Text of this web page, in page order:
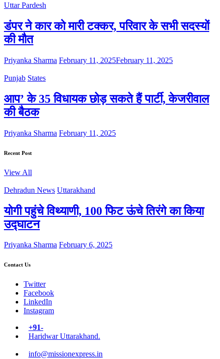
Uttar Pardesh
डंपर ने कार को मारी टक्कर, परिवार के सभी सदस्यों
की मौत
Priyanka Sharma February 11, 2025February 11, 2025
Punjab States
आप’ के 35 विधायक छोड़ सकते हैं पार्टी, केजरीवाल
की बैठक
Priyanka Sharma February 11, 2025
Recent Post
View All
Dehradun News Uttarakhand
योगी पहुंचे विथ्याणी, 100 फिट ऊंचे तिरंगे का किया
उद्घाटन
Priyanka Sharma February 6, 2025
Contact Us
Twitter
Facebook
LinkedIn
Instagram
+91-
Haridwar Uttarakhand.
info@missionexpress.in